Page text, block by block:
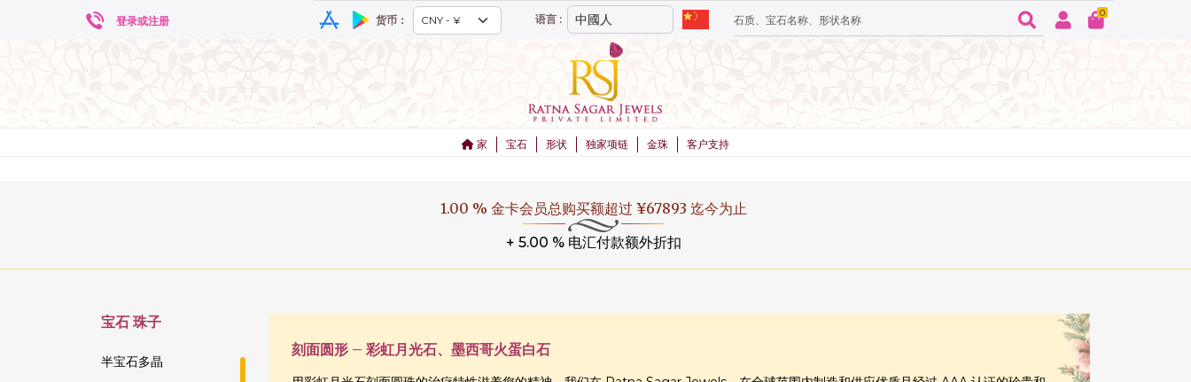
登录或注册 货币： 语言 : 0
家 宝石 形状 独家项链 金珠 客户支持
1.00 % 金卡会员总购买额超过 ¥67893 迄今为止
+ 5.00 % 电汇付款额外折扣
宝石 珠子
半宝石多晶
刻面圆形 – 彩虹月光石、墨西哥火蛋白石